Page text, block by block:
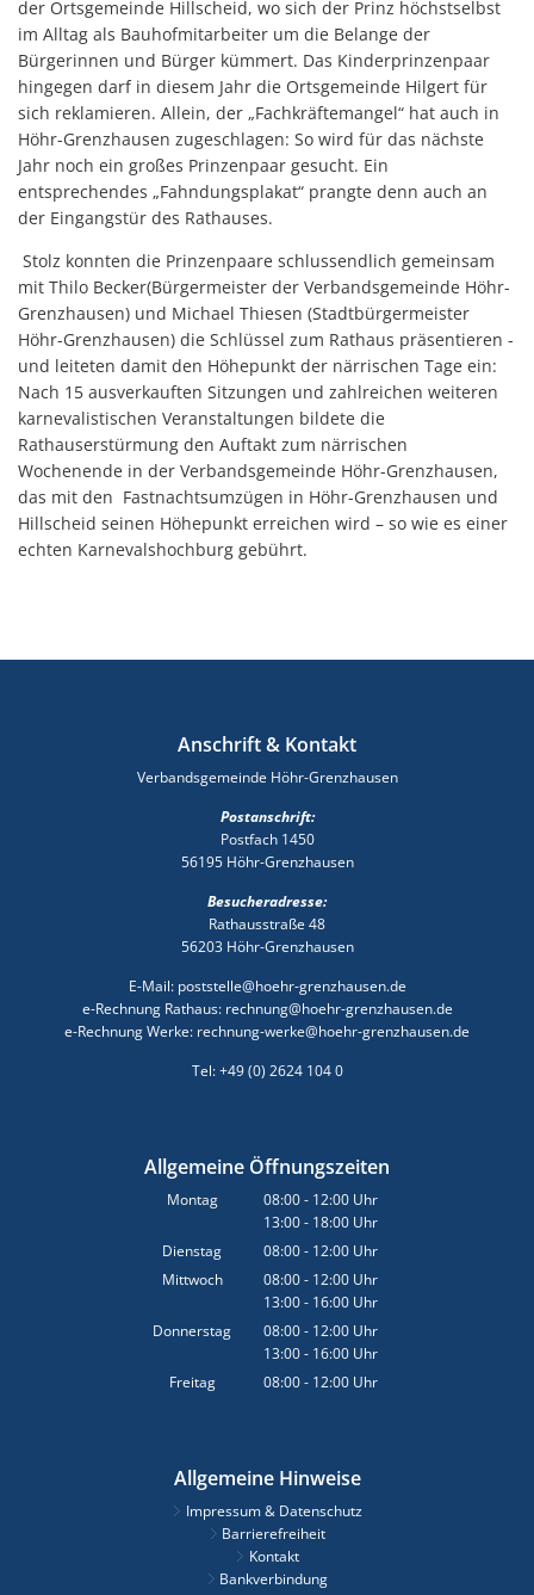
der Ortsgemeinde Hillscheid, wo sich der Prinz höchstselbst
im Alltag als Bauhofmitarbeiter um die Belange der
Bürgerinnen und Bürger kümmert. Das Kinderprinzenpaar
hingegen darf in diesem Jahr die Ortsgemeinde Hilgert für
sich reklamieren. Allein, der „Fachkräftemangel“ hat auch in
Höhr-Grenzhausen zugeschlagen: So wird für das nächste
Jahr noch ein großes Prinzenpaar gesucht. Ein
entsprechendes „Fahndungsplakat“ prangte denn auch an
der Eingangstür des Rathauses.
Stolz konnten die Prinzenpaare schlussendlich gemeinsam
mit Thilo Becker(Bürgermeister der Verbandsgemeinde Höhr-
Grenzhausen) und Michael Thiesen (Stadtbürgermeister
Höhr-Grenzhausen) die Schlüssel zum Rathaus präsentieren -
und leiteten damit den Höhepunkt der närrischen Tage ein:
Nach 15 ausverkauften Sitzungen und zahlreichen weiteren
karnevalistischen Veranstaltungen bildete die
Rathauserstürmung den Auftakt zum närrischen
Wochenende in der Verbandsgemeinde Höhr-Grenzhausen,
das mit den Fastnachtsumzügen in Höhr-Grenzhausen und
Hillscheid seinen Höhepunkt erreichen wird – so wie es einer
echten Karnevalshochburg gebührt.
Anschrift & Kontakt
Verbandsgemeinde Höhr-Grenzhausen
Postanschrift:
Postfach 1450
56195 Höhr-Grenzhausen
Besucheradresse:
Rathausstraße 48
56203 Höhr-Grenzhausen
E-Mail: poststelle@hoehr-grenzhausen.de
e-Rechnung Rathaus: rechnung@hoehr-grenzhausen.de
e-Rechnung Werke: rechnung-werke@hoehr-grenzhausen.de
Tel: +49 (0) 2624 104 0
Allgemeine Öffnungszeiten
Montag 08:00- 12:00 Uhr
Von 08:00 bis 12:00 Uhr
13:00- 18:00 Uhr
Von 13:00 bis 18:00 Uhr
Dienstag 08:00- 12:00 Uhr
Von 08:00 bis 12:00 Uhr
Mittwoch 08:00- 12:00 Uhr
Von 08:00 bis 12:00 Uhr
13:00- 16:00 Uhr
Von 13:00 bis 16:00 Uhr
Donnerstag 08:00- 12:00 Uhr
Von 08:00 bis 12:00 Uhr
13:00- 16:00 Uhr
Von 13:00 bis 16:00 Uhr
Freitag 08:00- 12:00 Uhr
Allgemeine Hinweise
Impressum & Datenschutz
Barrierefreiheit
Kontakt
Bankverbindung